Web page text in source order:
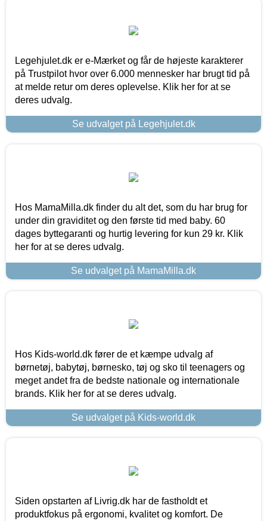
Legehjulet.dk er e-Mærket og får de højeste karakterer
på Trustpilot hvor over 6.000 mennesker har brugt tid på
at melde retur om deres oplevelse. Klik her for at se
deres udvalg.
Se udvalget på Legehjulet.dk
Hos MamaMilla.dk finder du alt det, som du har brug for
under din graviditet og den første tid med baby. 60
dages byttegaranti og hurtig levering for kun 29 kr. Klik
her for at se deres udvalg.
Se udvalget på MamaMilla.dk
Hos Kids-world.dk fører de et kæmpe udvalg af
børnetøj, babytøj, børnesko, tøj og sko til teenagers og
meget andet fra de bedste nationale og internationale
brands. Klik her for at se deres udvalg.
Se udvalget på Kids-world.dk
Siden opstarten af Livrig.dk har de fastholdt et
produktfokus på ergonomi, kvalitet og komfort. De